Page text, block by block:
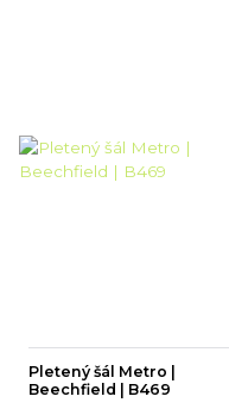
Pletený šál Metro |
Beechfield | B469